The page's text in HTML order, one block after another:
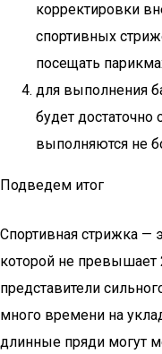
корректировки
спортивных
посещать
для выполнения
будет
выполняются не
Подведем итог
Спортивная стрижка —
которой не
представители
много времени на
длинные пряди могут